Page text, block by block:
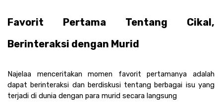
Favorit Pertama Tentang Cikal,
Berinteraksi dengan Murid
Najelaa menceritakan momen favorit pertamanya adalah
dapat berinteraksi dan berdiskusi tentang berbagai isu yang
terjadi di dunia dengan para murid secara langsung